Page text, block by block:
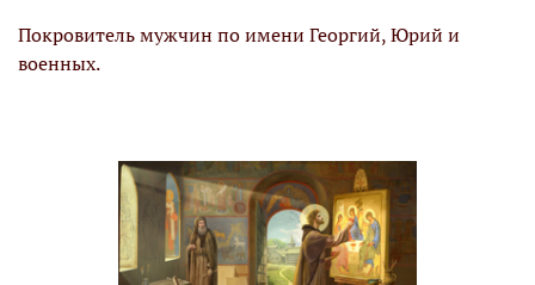
Покровитель мужчин по имени Георгий, Юрий и
военных.